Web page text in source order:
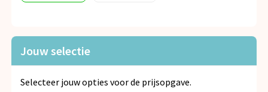
Jouw selectie
Selecteer jouw opties voor de prijsopgave.